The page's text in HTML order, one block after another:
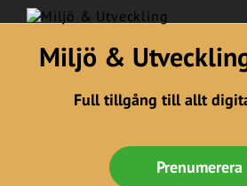
Miljö &
Full tillgång till allt
Prenumerera